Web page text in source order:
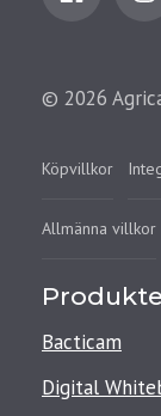
© 2026
Köpvillkor
Allmänna villkor
Bacticam
Digital